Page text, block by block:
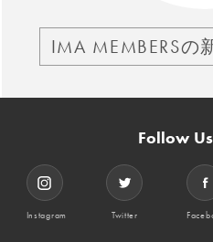
IMA MEMBERSの
Follow
Instagram Twitter